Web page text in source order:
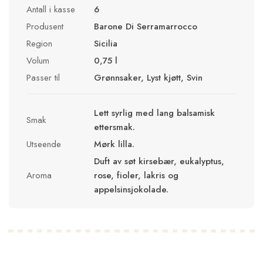
Antall i kasse
6
Produsent
Barone Di Serramarrocco
Region
Sicilia
Volum
0,75 l
Passer til
Grønnsaker, Lyst kjøtt, Svin
Smak
Lett syrlig med lang balsamisk
ettersmak.
Utseende
Mørk lilla.
Aroma
Duft av søt kirsebær, eukalyptus,
rose, fioler, lakris og
appelsinsjokolade.